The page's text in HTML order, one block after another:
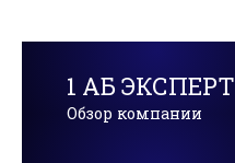
1 АБ ЭКСПЕРТ
Обзор компании